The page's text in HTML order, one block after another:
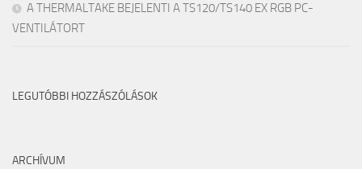
A THERMALTAKE BEJELENTI A TS120/TS140 EX RGB PC-
VENTILÁTORT
LEGUTÓBBI HOZZÁSZÓLÁSOK
ARCHÍVUM